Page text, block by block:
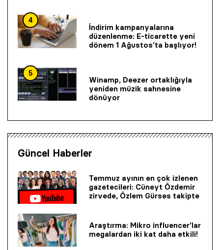
4
İndirim kampanyalarına
düzenlenme: E-ticarette yeni
dönem 1 Ağustos’ta başlıyor!
5
Winamp, Deezer ortaklığıyla
yeniden müzik sahnesine
dönüyor
Güncel Haberler
Temmuz ayının en çok izlenen
gazetecileri: Cüneyt Özdemir
zirvede, Özlem Gürses takipte
Araştırma: Mikro influencer’lar
megalardan iki kat daha etkili!